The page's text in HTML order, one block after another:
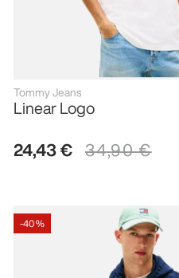
Tommy Jeans
Linear Logo
24,43 € 34,90 €
-40 %